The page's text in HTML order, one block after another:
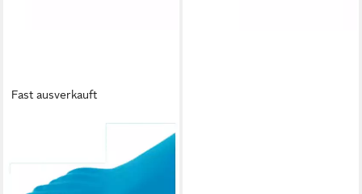
Fast ausverkauft
Fußbandage Hallufix softies
14,53 €